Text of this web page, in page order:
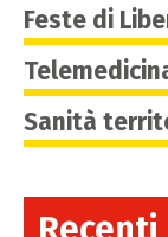
Feste di
Sanità